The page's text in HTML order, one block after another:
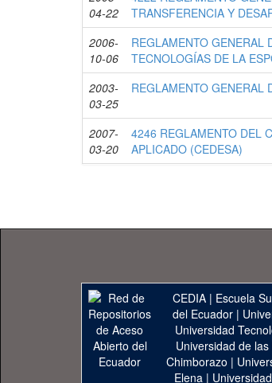
04-22
TRANSFERENCIA Y
2006-
10-06
REGLAMENTO GENERAL
TECNOLOGÍAS DE LA
2003-
03-25
REGLAMENTO GENERAL
2007-
03-20
4246 REGLAMENTO DEL
APLICADO (CEDESA)
CEDIA | Escuela
del Ecuador|
Universidad
Universidad de
Chimborazo |
Elena |